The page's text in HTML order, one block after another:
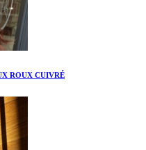
ROUX CUIVRÉ